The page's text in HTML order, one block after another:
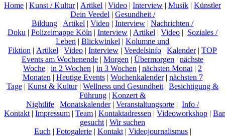
Home | Kunst / Kultur| Artikel | Video | Interview | Musik | Künstler
Dein Veedel | Gesundheit /
Bildung | Artikel | Video | Interview | Nachrichten /
Doku | Polizeimappe Köln | Interview | Artikel | Video | Soziales /
Leben | Blickwinkel | Kolumne und
Fiktion | Artikel | Video | Interview | Veedelsinfo | Kalender| TOP
Events am Wochenende | Morgen | Übermorgen | nächste
Woche | in 2 Wochen | in 3 Wochen | nächsten Monat | 2
Monaten | Heutige Events| Wochenkalender| nächsten 7
Tage | Kunst & Kultur| Wellness und Gesundheit | Besichtigung &
Führung | Konzert &
Nightlife | Monatskalender| Veranstaltungsorte | Info /
Kontakt | Impressum | Team | Kontaktadressen | Videoworkshop |
gesucht | Wir suchen
Euch | Fotogalerie| Kontakt| Videojournalismus|